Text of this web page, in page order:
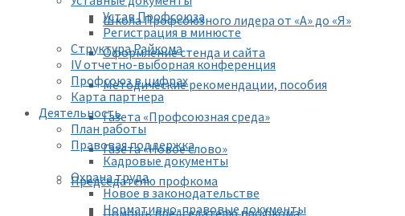
Школа Профсоюзного лидера от «А» до «Я»
Оформление стенда и сайта
Методические рекомендации, пособия
Газета «Профсоюзная среда»
Газета «Новое слово»
Председателю профкома
Помощь председателю профкома
Устав Профсоюза
Регистрация в минюсте
Структура Райкома
IV отчетно-выборная конференция
Профсоюз в цифрах
Карта партнера
Деятельность
План работы
Правовая поддержка
Кадровые документы
Охрана труда
Новое в законодательстве
Нормативно-правовые документы